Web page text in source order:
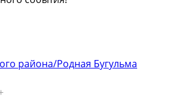
района/Родная Бугульма